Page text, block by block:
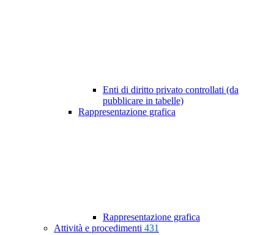
Enti di diritto privato controllati (da
pubblicare in tabelle)
Rappresentazione grafica
Rappresentazione grafica
Attività e procedimenti 431